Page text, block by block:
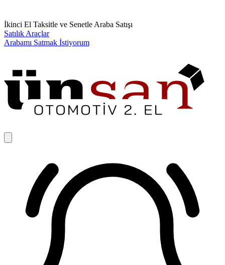
İkinci El Taksitle ve Senetle Araba Satışı
Satılık Araçlar
Arabamı Satmak İstiyorum